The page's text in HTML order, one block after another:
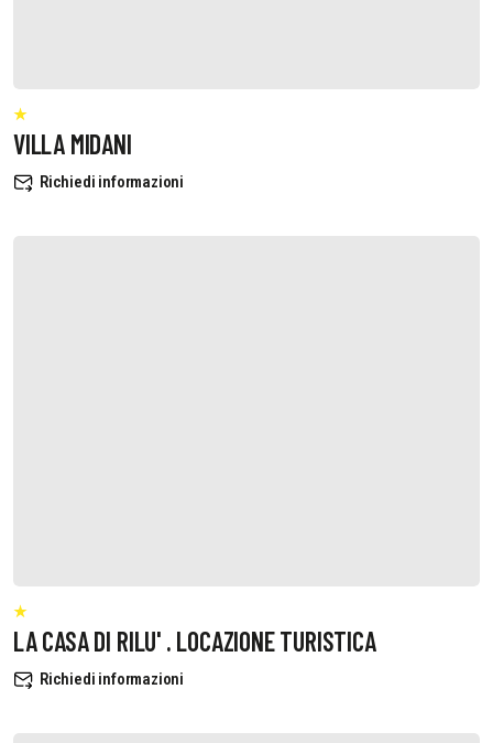
VILLA MIDANI
Richiedi informazioni
LA CASA DI RILU' . LOCAZIONE TURISTICA
Richiedi informazioni